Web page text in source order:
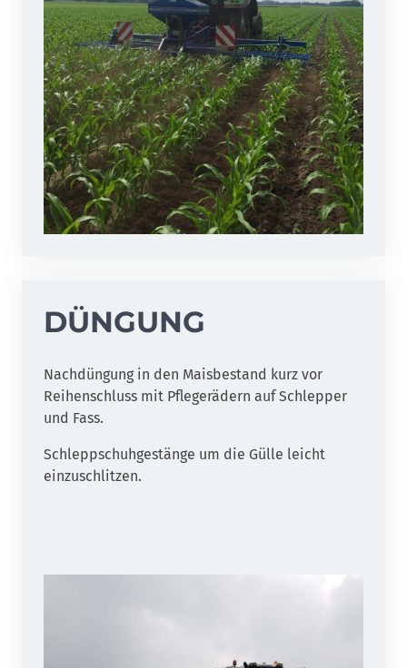
DÜNGUNG
Nachdüngung in den Maisbestand kurz vor
Reihenschluss mit Pflegerädern auf Schlepper
und Fass.
Schleppschuhgestänge um die Gülle leicht
einzuschlitzen.